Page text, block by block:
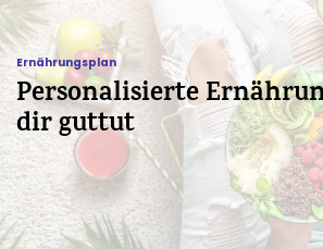
Ernährungsplan
Personalisierte
dir guttut